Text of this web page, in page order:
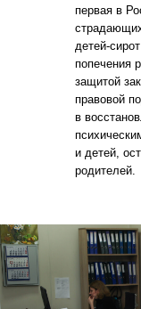
первая в
детей-
попечения
защитой
правовой
в
и детей,
родителей.